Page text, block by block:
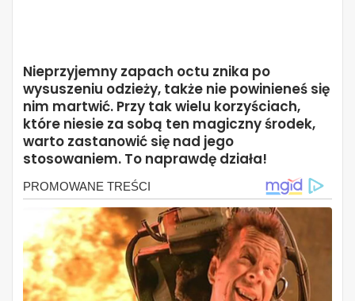
Nieprzyjemny zapach octu znika po
wysuszeniu odzieży, także nie powinieneś się
nim martwić. Przy tak wielu korzyściach,
które niesie za sobą ten magiczny środek,
warto zastanowić się nad jego
stosowaniem. To naprawdę działa!